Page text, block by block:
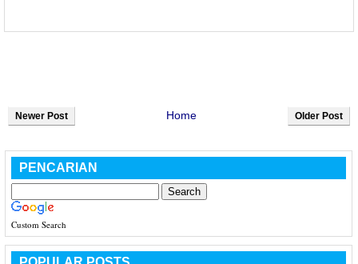
Newer Post Older Post
Home
PENCARIAN
Custom Search